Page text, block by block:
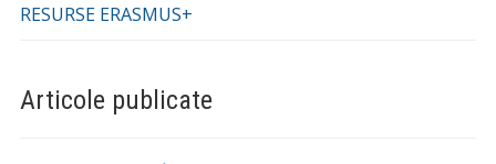
RESURSE ERASMUS+
Articole publicate